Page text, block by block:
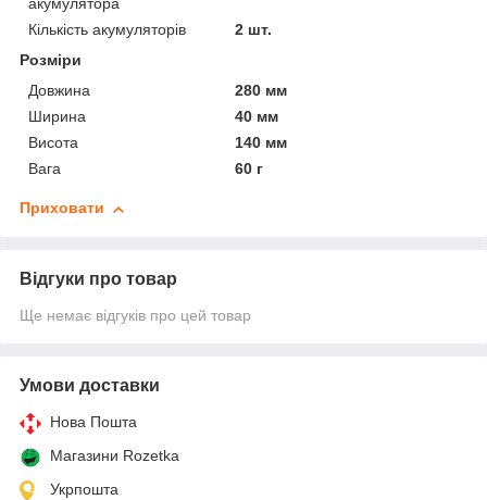
акумулятора
Кількість акумуляторів
2 шт.
Розміри
Довжина
280 мм
Ширина
40 мм
Висота
140 мм
Вага
60 г
Приховати
Відгуки про товар
Ще немає відгуків про цей товар
Умови доставки
Нова Пошта
Магазини Rozetka
Укрпошта